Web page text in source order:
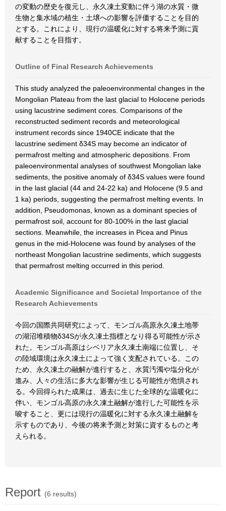
の変動の歴史を復元し、永久凍土変動に伴う湖の水質・微
生物と集水域の植生・土壌への影響を評価することを目的
とする。これにより、現行の温暖化に対する将来予測に貢
献することを目指す。
Outline of Final Research Achievements
This study analyzed the paleoenvironmental changes in the
Mongolian Plateau from the last glacial to Holocene periods
using lacustrine sediment cores. Comparisons of the
reconstructed sediment records and meteorological
instrument records since 1940CE indicate that the
lacustrine sediment δ34S may become an indicator of
permafrost melting and atmospheric depositions. From
paleoenvironmental analyses of southwest Mongolian lake
sediments, the positive anomaly of δ34S values were found
in the last glacial (44 and 24-22 ka) and Holocene (9.5 and
1 ka) periods, suggesting the permafrost melting events. In
addition, Pseudomonas, known as a dominant species of
permafrost soil, account for 80-100% in the last glacial
sections. Meanwhile, the increases in Picea and Pinus
genus in the mid-Holocene was found by analyses of the
northeast Mongolian lacustrine sediments, which suggests
that permafrost melting occurred in this period.
Academic Significance and Societal Importance of the
Research Achievements
今回の国際共同研究によって、モンゴル高原永久凍土地帯
の湖沼堆積物δ34Sが永久凍土指標となり得る可能性が示さ
れた。モンゴル高原はシベリア永久凍土南端に位置し、そ
の陸域環境は永久凍土によって強く支配されている。この
ため、永久凍土の融解が進行すると、水質汚濁や塩分化が
進み、人々の生活に多大な影響が生じる可能性が危惧され
る。今回得られた成果は、過去に生じた全球的な温暖化に
伴い、モンゴル高原の永久凍土融解が進行した可能性を示
唆すること、更には現行の温暖化に対する永久凍土融解を
示すものであり、今後の将来予測と対策に資するものと考
えられる。
Report (6 results)